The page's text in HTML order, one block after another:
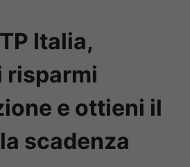
Italia,
risparmi
e ottieni il
scadenza